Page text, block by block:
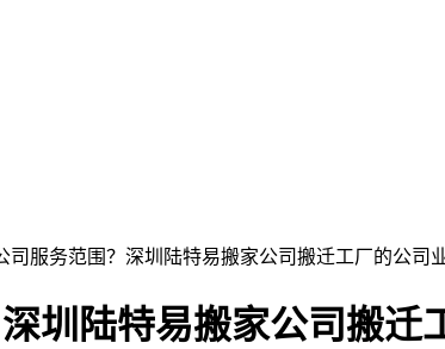
司服务范围？深圳陆特易搬家公司搬迁工厂的公司
圳陆特易搬家公司搬迁